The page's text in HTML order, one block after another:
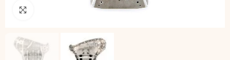
Pincha para agrandar